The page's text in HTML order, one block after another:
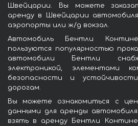
Швейцарии. Вы можете
аренду в Швейцарии
аэропорты или ж/д вокзал.
Автомобиль Бентли
пользуются популярностью
автомобили Бентли
электроникой, элементами
безопасности и
дорогам.
Вы можете ознакомиться с
данными для аренды
взять в аренду Бентли